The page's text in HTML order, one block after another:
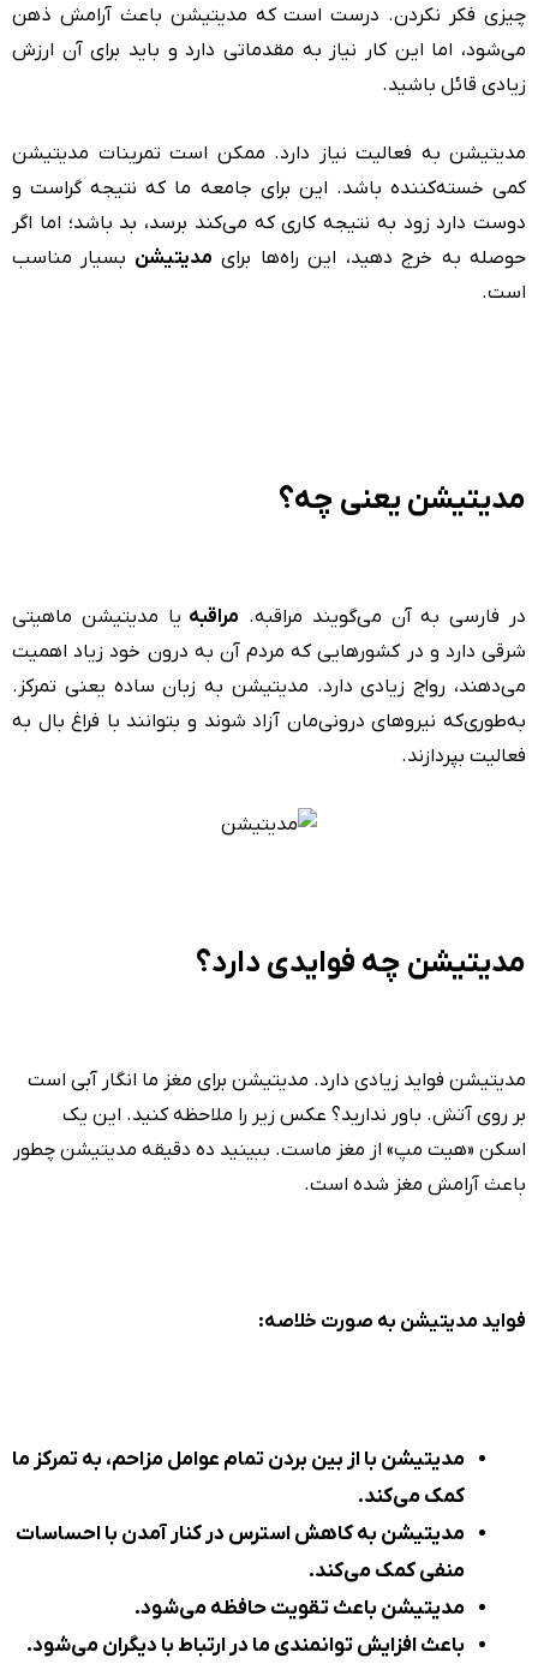
چیزی فکر نکردن. درست است که مدیتیشن باعث آرامش ذهن
می‌شود، اما این کار نیاز به مقدماتی دارد و باید برای آن ارزش
زیادی قائل باشید.
مدیتیشن به فعالیت نیاز دارد. ممکن است تمرینات مدیتیشن
کمی خسته‌کننده باشد. این برای جامعه ما که نتیجه گراست و
دوست دارد زود به نتیجه کاری که می‌کند برسد، بد باشد؛ اما اگر
حوصله به خرج دهید، این راه‌ها برای مدیتیشن بسیار مناسب
است.
مدیتیشن یعنی چه؟
در فارسی به آن می‌گویند مراقبه. مراقبه یا مدیتیشن ماهیتی
شرقی دارد و در کشورهایی که مردم آن به درون خود زیاد اهمیت
می‌دهند، رواج زیادی دارد. مدیتیشن به زبان ساده یعنی تمرکز.
به‌طوری‌که نیروهای درونی‌مان آزاد شوند و بتوانند با فراغ بال به
فعالیت بپردازند.
مدیتیشن چه فوایدی دارد؟
مدیتیشن فواید زیادی دارد. مدیتیشن برای مغز ما انگار آبی است
بر روی آتش. باور ندارید؟ عکس زیر را ملاحظه کنید. این یک
اسکن «هیت مپ» از مغز ماست. ببینید ده دقیقه مدیتیشن چطور
باعث آرامش مغز شده است.
فواید مدیتیشن به صورت خلاصه:
مدیتیشن با از بین بردن تمام عوامل مزاحم، به تمرکز ما
کمک می‌کند.
مدیتیشن بهکاهش استرس در کنار آمدن با احساسات
منفی کمک می‌کند.
مدیتیشن باعث تقویت حافظه می‌شود.
باعث افزایش توانمندی ما در ارتباط با دیگران می‌شود.